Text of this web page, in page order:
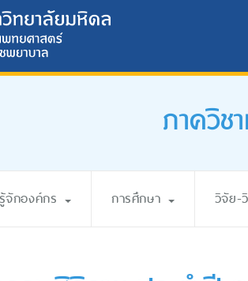
ภาควิช
รู้จักองค์กร การศึกษา วิจัย-